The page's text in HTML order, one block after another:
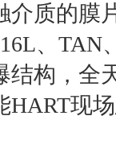
介质的膜
、
结构，全
HART现